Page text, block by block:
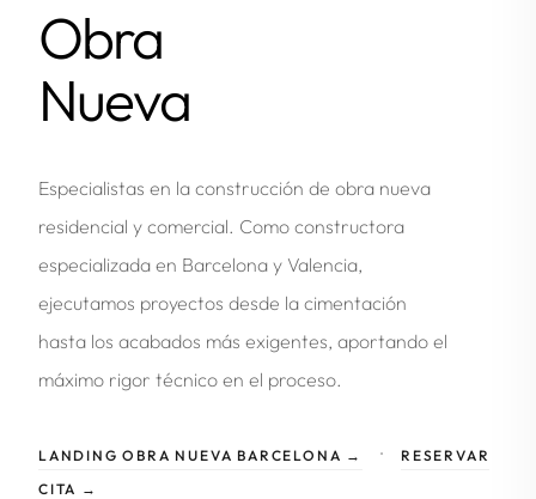
Obra
Nueva
Especialistas en la construcción de obra nueva
residencial y comercial. Como constructora
especializada en Barcelona y Valencia,
ejecutamos proyectos desde la cimentación
hasta los acabados más exigentes, aportando el
máximo rigor técnico en el proceso.
LANDING OBRA NUEVA BARCELONA → ·
RESERVAR
CITA →